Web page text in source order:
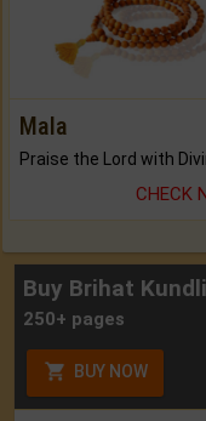
Mala
CHECK
Buy Brihat Kundli
250+ pages
BUY NOW